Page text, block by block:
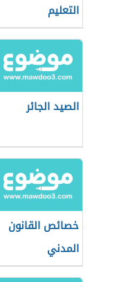
التعليم
الصيد الجائر
خصائص القانون
المدني